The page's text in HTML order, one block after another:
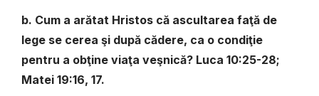
b. Cum a arătat Hristos că ascultarea faţă de
lege se cerea şi după cădere, ca o condiţie
pentru a obţine viaţa veşnică? Luca 10:25-28;
Matei 19:16, 17.